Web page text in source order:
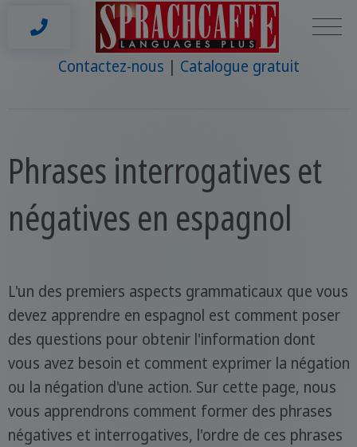
Contactez-nous Catalogue gratuit
Phrases interrogatives et
négatives en espagnol
L'un des premiers aspects grammaticaux que vous
devez apprendre en espagnol est comment poser
des questions pour obtenir l'information dont
vous avez besoin et comment exprimer la négation
ou la négation d'une action. Sur cette page, nous
vous apprendrons comment former des phrases
négatives et interrogatives, l'ordre de ces phrases